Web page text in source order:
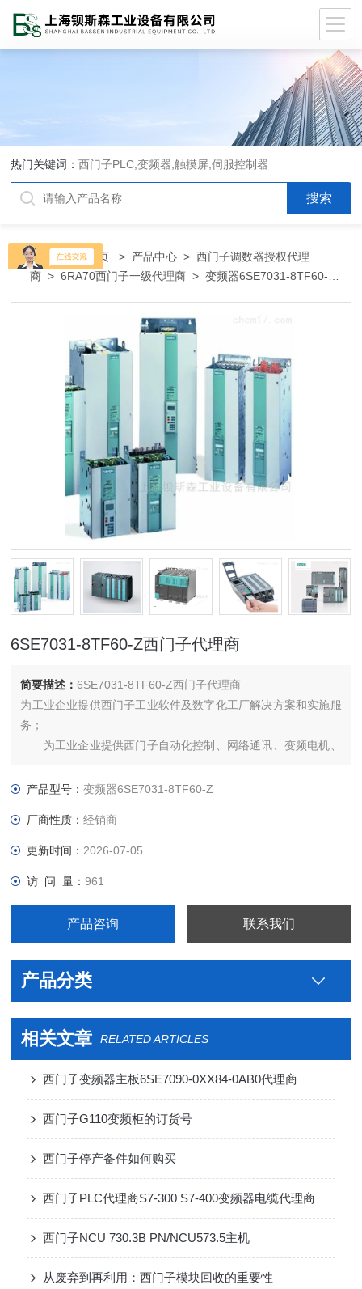
热门关键词：西门子PLC,变频器,触摸屏,伺服控制器
当前位置：首页 > 产品中心 >西门子调数器授权代理
商 >6RA70西门子一级代理商 > 变频器6SE7031-8TF60-
6SE7031-8TF60-Z西门子代理商
简要描述：6SE7031-8TF60-Z西门子代理商
为工业企业提供西门子工业软件及数字化工厂解决方案和实施服
务；
为工业企业提供西门子自动化控制、网络通讯、变频电机、
西门子8PT配电产品、能源集团自动化等产品、技术和服务。
产品型号：变频器6SE7031-8TF60-Z
厂商性质：经销商
更新时间： 2026-07-05
访 问 量：961
产品咨询 联系我们
产品分类
相关文章 RELATED ARTICLES
西门子变频器主板6SE7090-0XX84-0AB0代理商
西门子G110变频柜的订货号
西门子停产备件如何购买
西门子PLC代理商S7-300 S7-400变频器电缆代理商
西门子NCU 730.3B PN/NCU573.5主机
从废弃到再利用：西门子模块回收的重要性